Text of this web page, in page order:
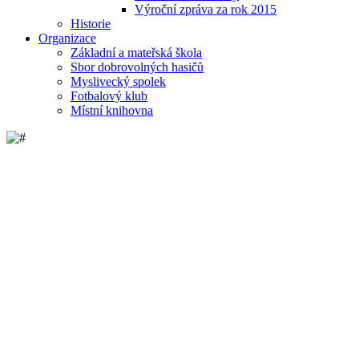
Výroční zpráva za rok 2015
Historie
Organizace
Základní a mateřská škola
Sbor dobrovolných hasičů
Myslivecký spolek
Fotbalový klub
Místní knihovna